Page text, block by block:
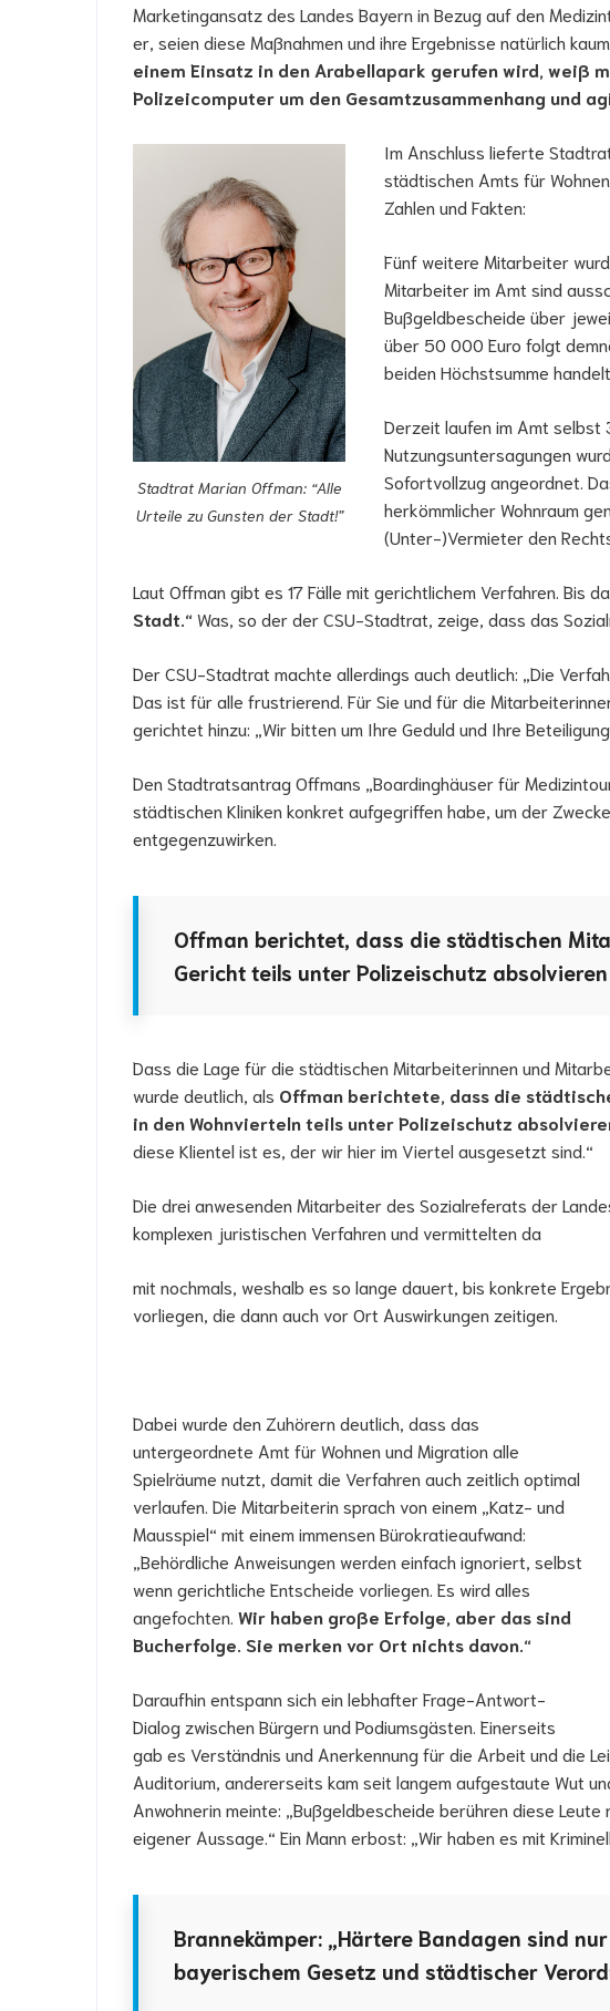
Marketingansatz des Landes Bayern in Bezug auf den
er, seien diese Maßnahmen und ihre Ergebnisse natürlich
einem Einsatz in den Arabellapark gerufen wird, weiß
Polizeicomputer um den Gesamtzusammenhang und
Stadtrat Marian Offman: “Alle
Urteile zu Gunsten der Stadt!”
Im Anschluss lieferte
städtischen Amts für
Zahlen und Fakten:
Fünf weitere Mitarbeiter
Mitarbeiter im Amt sind
Bußgeldbescheide über
über 50 000 Euro folgt
beiden Höchstsumme
Derzeit laufen im Amt selbst
Nutzungsuntersagungen
Sofortvollzug angeordnet.
herkömmlicher Wohnraum
(Unter-)Vermieter den
Laut Offman gibt es 17 Fälle mit gerichtlichem Verfahren. Bis
Stadt.“ Was, so der der CSU-Stadtrat, zeige, dass das
Der CSU-Stadtrat machte allerdings auch deutlich: „Die
Das ist für alle frustrierend. Für Sie und für die
gerichtet hinzu: „Wir bitten um Ihre Geduld und Ihre
Den Stadtratsantrag Offmans „Boardinghäuser für
städtischen Kliniken konkret aufgegriffen habe, um der
entgegenzuwirken.
Offman berichtet, dass die städtischen
Gericht teils unter Polizeischutz
Dass die Lage für die städtischen Mitarbeiterinnen und
wurde deutlich, als Offman berichtete, dass die
in den Wohnvierteln teils unter Polizeischutz
diese Klientel ist es, der wir hier im Viertel ausgesetzt sind.“
Die drei anwesenden Mitarbeiter des Sozialreferats der
komplexen juristischen Verfahren und vermittelten da
mit nochmals, weshalb es so lange dauert, bis konkrete
vorliegen, die dann auch vor Ort Auswirkungen zeitigen.
Dabei wurde den Zuhörern deutlich, dass das
untergeordnete Amt für Wohnen und Migration alle
Spielräume nutzt, damit die Verfahren auch zeitlich optimal
verlaufen. Die Mitarbeiterin sprach von einem „Katz- und
Mausspiel“ mit einem immensen Bü­rokratieaufwand:
„Behördliche Anweisungen werden einfach ignoriert, selbst
wenn gerichtliche Entscheide vorliegen. Es wird alles
angefochten. Wir haben große Erfolge, aber das sind
Bucherfolge. Sie merken vor Ort nichts davon.“
Daraufhin entspann sich ein lebhafter Frage-Antwort-
Dialog zwischen Bürgern und Podiumsgästen. Einerseits
gab es Verständnis und Anerkennung für die Arbeit und die
Auditorium, andererseits kam seit langem aufgestaute Wut
Anwohnerin meinte: „Bußgeldbescheide berühren diese
eigener Aussage.“ Ein Mann erbost: „Wir haben es mit
Brannekämper: „Härtere Bandagen sind
bayerischem Gesetz und städtischer